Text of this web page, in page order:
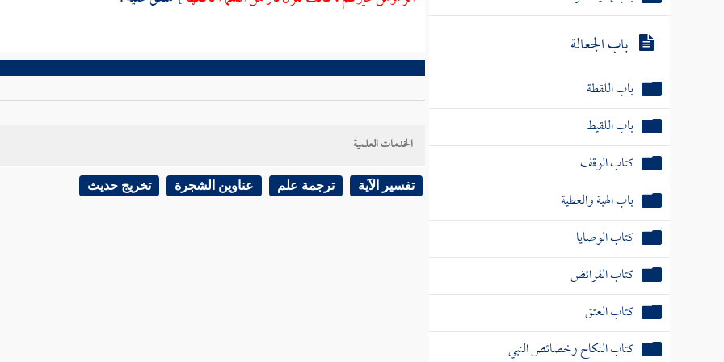
باب الجعالة
باب اللقطة
باب اللقيط
كتاب الوقف
باب الهبة والعطية
كتاب الوصايا
كتاب الفرائض
كتاب العتق
كتاب النكاح وخصائص النبي
الخدمات العلمية
تفسير الآية ترجمة علم عناوين الشجرة تخريج حديث